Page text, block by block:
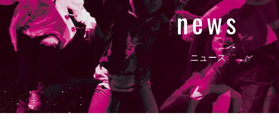
news
ニュース